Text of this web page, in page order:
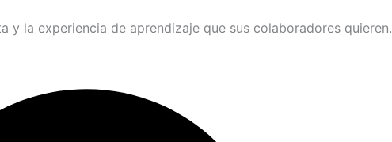
la experiencia de aprendizaje que sus colaboradores quieren.